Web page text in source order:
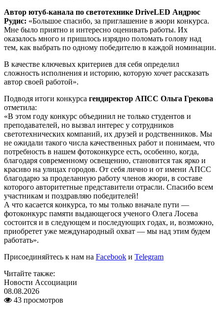
Автор ютуб-канала по светотехнике DriveLED Андрюс
Рудис: «Большое спасибо, за приглашение в жюри конкурса.
Мне было приятно и интересно оценивать работы. Их
оказалось много и пришлось изрядно поломать голову над
тем, как выбрать по одному победителю в каждой номинации.
В качестве ключевых критериев для себя определил
сложность исполнения и историю, которую хочет рассказать
автор своей работой».
Подводя итоги конкурса гендиректор АПСС Ольга Грекова
отметила:
«В этом году конкурс объединил не только студентов и
преподавателей, но вызвал интерес у сотрудников
светотехнических компаний, их друзей и родственников. Мы
не ожидали такого числа качественных работ и понимаем, что
потребность в нашем фотоконкурсе есть, особенно, когда,
благодаря современному освещению, становится так ярко и
красиво на улицах городов. От себя лично и от имени АПСС
благодарю за проделанную работу членов жюри, в составе
которого авторитетные представители отрасли. Спасибо всем
участникам и поздравляю победителей!
А что касается конкурса, то мы только вначале пути —
фотоконкурс памяти выдающегося ученого Олега Лосева
состоится и в следующем и последующих годах, и, возможно,
приобретет уже международный охват — мы над этим будем
работать».
Присоединяйтесь к нам на Facebook и Telegram
Читайте также:
Новости Ассоциации
08.08.2026
43 просмотров